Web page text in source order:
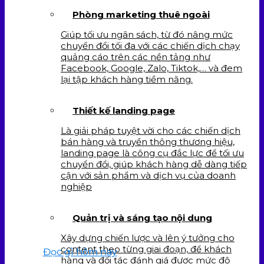
Phòng marketing thuê ngoài
Giúp tối ưu ngân sách, từ đó nâng mức
chuyển đổi tối đa với các chiến dịch chạy
quảng cáo trên các nền tảng như
Facebook, Google, Zalo, Tiktok,… và đem
lại tập khách hàng tiềm năng.
Thiết kế landing page
Là giải pháp tuyệt vời cho các chiến dịch
bán hàng và truyền thông thương hiệu,
landing page là công cụ đắc lực để tối ưu
chuyển đổi, giúp khách hàng dễ dàng tiếp
cận với sản phẩm và dịch vụ của doanh
nghiệp
Quản trị và sáng tạo nội dung
Xây dựng chiến lược và lên ý tưởng cho
content theo từng giai đoạn, để khách
hàng và đối tác đánh giá được mức độ
Đọc gì hôm nay